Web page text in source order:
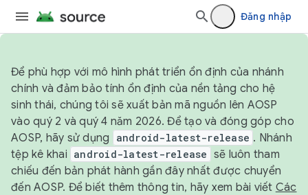
Đăng nhập
Để phù hợp với mô hình phát triển ổn định của nhánh
chính và đảm bảo tính ổn định của nền tảng cho hệ
sinh thái, chúng tôi sẽ xuất bản mã nguồn lên AOSP
vào quý 2 và quý 4 năm 2026. Để tạo và đóng góp cho
AOSP, hãy sử dụng
android-latest-release . Nhánh
tệp kê khai android-latest-release sẽ luôn tham
chiếu đến bản phát hành gần đây nhất được chuyển
đến AOSP. Để biết thêm thông tin, hãy xem bài viết Các